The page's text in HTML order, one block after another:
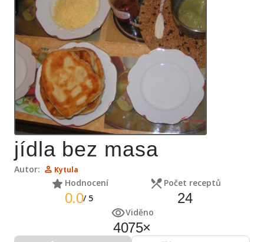
jídla bez masa
Autor: Kytula
Hodnocení
0.0/ 5
Počet receptů
24
Viděno
4075×